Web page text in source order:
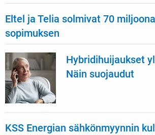
Eltel ja Telia solmivat 70
sopimuksen
Hybridihuijaukset
Näin suojaudut
KSS Energian sähkönmyynnin